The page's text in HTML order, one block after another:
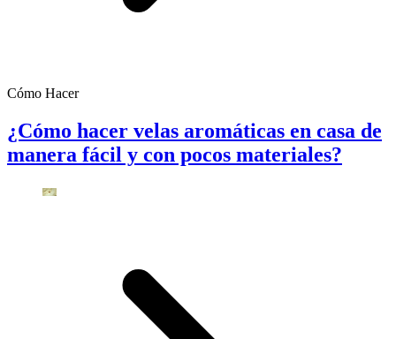
Cómo Hacer
¿Cómo hacer velas aromáticas en casa de
manera fácil y con pocos materiales?